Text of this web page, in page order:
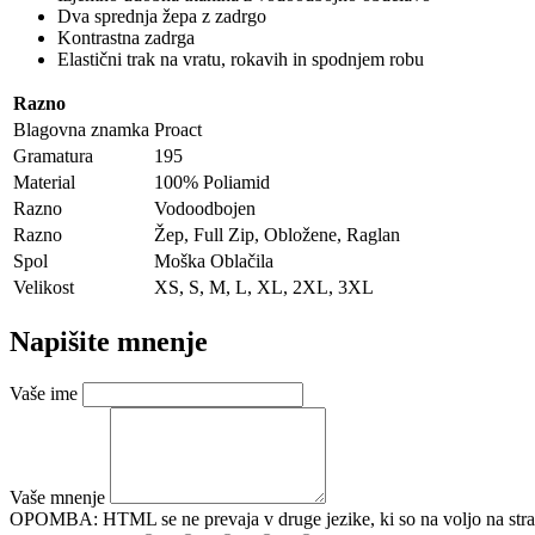
Dva sprednja žepa z zadrgo
Kontrastna zadrga
Elastični trak na vratu, rokavih in spodnjem robu
Razno
Blagovna znamka Proact
Gramatura
195
Material
100% Poliamid
Razno
Vodoodbojen
Razno
Žep, Full Zip, Obložene, Raglan
Spol
Moška Oblačila
Velikost
XS, S, M, L, XL, 2XL, 3XL
Napišite mnenje
Vaše ime
Vaše mnenje
OPOMBA: HTML se ne prevaja v druge jezike, ki so na voljo na